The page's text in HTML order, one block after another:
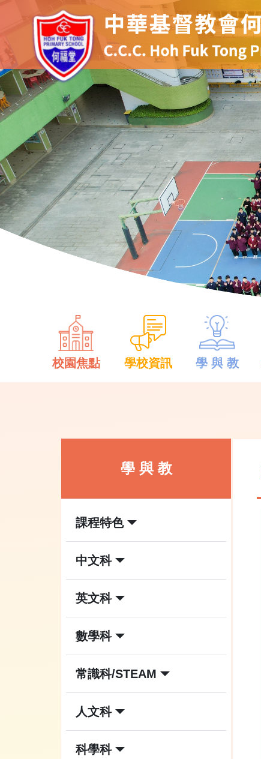
校園焦點 學校資訊 學 與 教
學 與 教
課程特色
中文科
英文科
數學科
常識科/STEAM
人文科
科學科